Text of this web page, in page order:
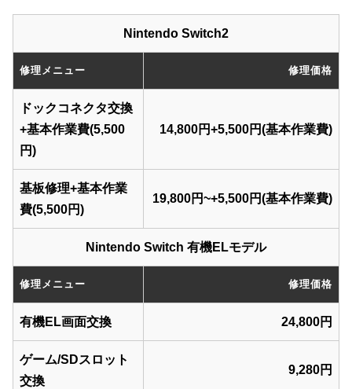
Nintendo Switch2
修理メニュー 修理価格
ドックコネクタ交換
+基本作業費(5,500
円)
14,800円+5,500円(基本作業費)
基板修理+基本作業
費(5,500円)
19,800円~+5,500円(基本作業費)
Nintendo Switch 有機ELモデル
修理メニュー 修理価格
有機EL画面交換 24,800円
ゲーム/SDスロット
交換
9,280円